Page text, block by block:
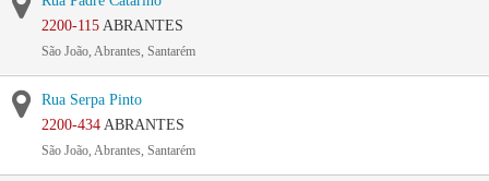
2200-115 ABRANTES
São João, Abrantes, Santarém
Rua Serpa Pinto
2200-434 ABRANTES
São João, Abrantes, Santarém